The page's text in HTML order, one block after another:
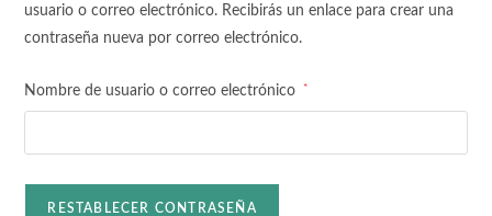
usuario o correo electrónico. Recibirás un enlace para crear una
contraseña nueva por correo electrónico.
Nombre de usuario o correo electrónico *
RESTABLECER CONTRASEÑA